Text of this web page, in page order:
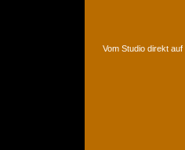
Vom Studio direkt